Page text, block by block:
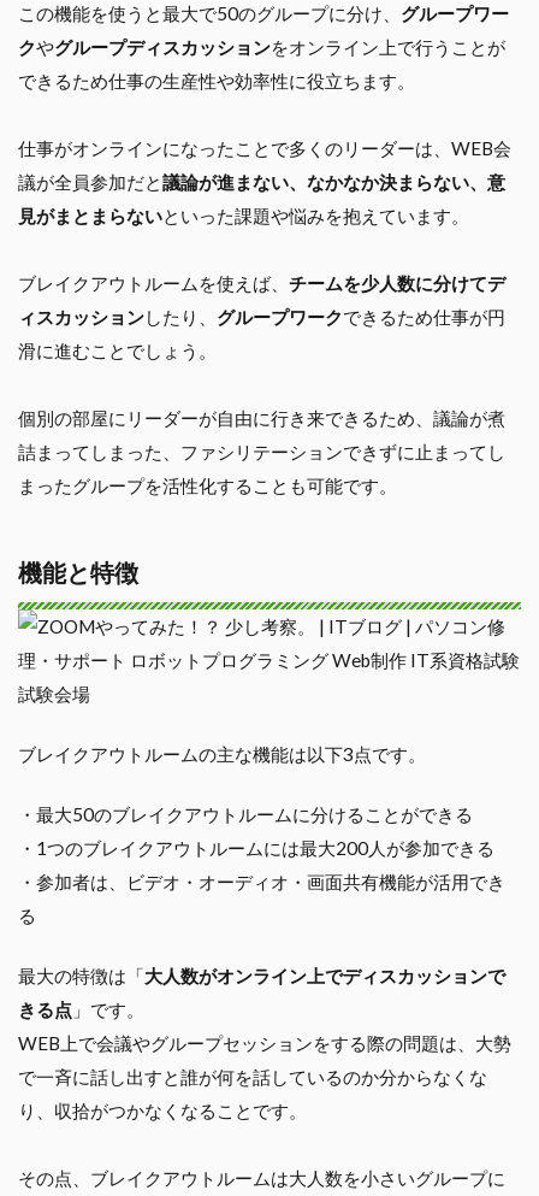
この機能を使うと最大で50のグループに分け、 グループワー
クやグループディスカッションをオンライン上で行うことが
できるため仕事の生産性や効率性に役立ちます。
仕事がオンラインになったことで多くのリーダーは、WEB会
議が全員参加だと議論が進まない、なかなか決まらない、意
見がまとまらないといった課題や悩みを抱えています。
ブレイクアウトルームを使えば、 チームを少人数に分けてデ
ィスカッションしたり、 グループワークできるため仕事が円
滑に進むことでしょう。
個別の部屋にリーダーが自由に行き来できるため、議論が煮
詰まってしまった、ファシリテーションできずに止まってし
まったグループを活性化することも可能です。
機能と特徴
ブレイクアウトルームの主な機能は以下3点です。
・最大50のブレイクアウトルームに分けることができる
・1つのブレイクアウトルームには最大200人が参加できる
・参加者は、ビデオ・オーディオ・画面共有機能が活用でき
る
最大の特徴は「大人数がオンライン上でディスカッションで
きる点 」です。
WEB上で会議やグループセッションをする際の問題は、大勢
で一斉に話し出すと誰が何を話しているのか分からなくな
り、収拾がつかなくなることです。
その点、ブレイクアウトルームは大人数を小さいグループに